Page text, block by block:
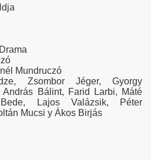
Mundruczó
Zsombor Jéger, Gyorgy
Bálint, Farid Larbi, Máté
Lajos Valázsik, Péter
Mucsi y Ákos Birjás